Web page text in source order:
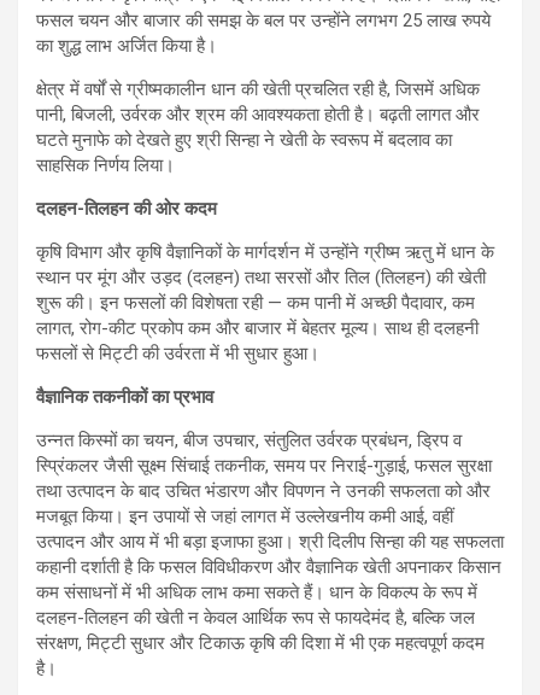
फसल चयन और बाजार की समझ के बल पर उन्होंने लगभग 25 लाख रुपये
का शुद्ध लाभ अर्जित किया है।
क्षेत्र में वर्षों से ग्रीष्मकालीन धान की खेती प्रचलित रही है, जिसमें अधिक
पानी, बिजली, उर्वरक और श्रम की आवश्यकता होती है। बढ़ती लागत और
घटते मुनाफे को देखते हुए श्री सिन्हा ने खेती के स्वरूप में बदलाव का
साहसिक निर्णय लिया।
दलहन-तिलहन की ओर कदम
कृषि विभाग और कृषि वैज्ञानिकों के मार्गदर्शन में उन्होंने ग्रीष्म ऋतु में धान के
स्थान पर मूंग और उड़द (दलहन) तथा सरसों और तिल (तिलहन) की खेती
शुरू की। इन फसलों की विशेषता रही — कम पानी में अच्छी पैदावार, कम
लागत, रोग-कीट प्रकोप कम और बाजार में बेहतर मूल्य। साथ ही दलहनी
फसलों से मिट्टी की उर्वरता में भी सुधार हुआ।
वैज्ञानिक तकनीकों का प्रभाव
उन्नत किस्मों का चयन, बीज उपचार, संतुलित उर्वरक प्रबंधन, ड्रिप व
स्प्रिंकलर जैसी सूक्ष्म सिंचाई तकनीक, समय पर निराई-गुड़ाई, फसल सुरक्षा
तथा उत्पादन के बाद उचित भंडारण और विपणन ने उनकी सफलता को और
मजबूत किया। इन उपायों से जहां लागत में उल्लेखनीय कमी आई, वहीं
उत्पादन और आय में भी बड़ा इजाफा हुआ। श्री दिलीप सिन्हा की यह सफलता
कहानी दर्शाती है कि फसल विविधीकरण और वैज्ञानिक खेती अपनाकर किसान
कम संसाधनों में भी अधिक लाभ कमा सकते हैं। धान के विकल्प के रूप में
दलहन-तिलहन की खेती न केवल आर्थिक रूप से फायदेमंद है, बल्कि जल
संरक्षण, मिट्टी सुधार और टिकाऊ कृषि की दिशा में भी एक महत्वपूर्ण कदम
है।